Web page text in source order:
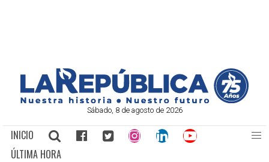
Sábado, 8 de agosto de 2026
INICIO
ÚLTIMA HORA